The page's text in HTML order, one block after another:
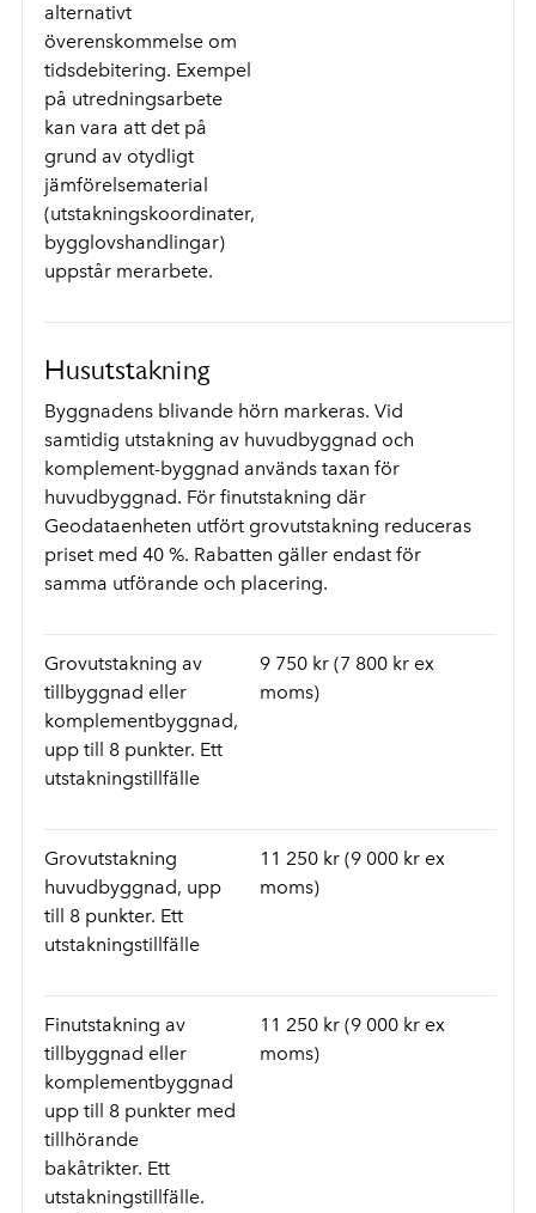
alternativt
överenskommelse om
tidsdebitering. Exempel
på utredningsarbete
kan vara att det på
grund av otydligt
jämförelsematerial
(utstakningskoordinater,
bygglovshandlingar)
uppstår merarbete.
Husutstakning
Byggnadens blivande hörn markeras. Vid
samtidig utstakning av huvudbyggnad och
komplement-byggnad används taxan för
huvudbyggnad. För finutstakning där
Geodataenheten utfört grovutstakning reduceras
priset med 40 %. Rabatten gäller endast för
samma utförande och placering.
Grovutstakning av
tillbyggnad eller
komplementbyggnad,
upp till 8 punkter. Ett
utstakningstillfälle
9 750 kr (7 800 kr ex
moms)
Grovutstakning
huvudbyggnad, upp
till 8 punkter. Ett
utstakningstillfälle
11 250 kr (9 000 kr ex
moms)
Finutstakning av
tillbyggnad eller
komplementbyggnad
upp till 8 punkter med
tillhörande
bakåtrikter. Ett
utstakningstillfälle.
11 250 kr (9 000 kr ex
moms)